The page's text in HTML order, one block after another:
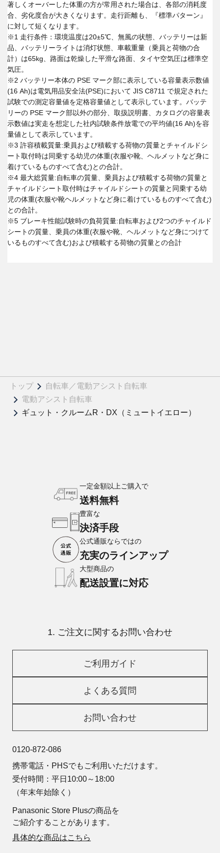
著しくオーバーした体重の方が常用された場合は、各部の消耗度
合、劣化度合が大きくなります。走行距離も、『標準パターン』
に対して短くなります。
※1 走行条件：環境温度は20±5℃、無風の状態、バッテリーは新
品、バッテリーライトは消灯状態、車載重量（乗員と荷物の合
計）は65kg、路面は乾燥した平滑な路面、タイヤ空気圧は標準空
気圧。
※2 バッテリー本体の PSE マーク部に表示している容量表示数値
(16 Ah)は電気用品安全法(PSE)において JIS C8711 で規定された
試験での測定容量値を定格容量値として表示しています。バッテ
リーの PSE マーク部以外の部分、取扱説明書、カタログの容量表
示数値は実走を想定した社内試験条件放電での平均値(16 Ah)を容
量値として表示しています。
※3 許容積載質量:乗員および積載する荷物の質量とチャイルドシ
ート取付時は同乗する幼児の体重(衣服や靴、ヘルメットなど身に
着けているものすべて含む)との合計。
※4 最大総質量:自転車の質量、乗員および積載する荷物の質量と
チャイルドシート取付時はチャイルドシートの質量と同乗する幼
児の体重(衣服や靴ヘルメットなど身に着けているものすべて含む)
との合計。
※5 ブレーキ性能試験時の負荷質量:自転車および2つのチャイルド
シートの質量、乗員の体重(衣服や靴、ヘルメットなど身につけて
いるものすべて含む)および積載する荷物の質量との合計
トップ
自転車／電動アシスト自転車
電動アシスト自転車
ギュット・クルームR・DX（ミュートイエロー）
一定金額以上ご購入で
送料無料
豊富な
決済手段
公式通販ならではの
充実のラインアップ
大型商品の
配送設置に対応
1. ご注文に関するお問い合わせ
ご利用ガイド
よくある質問
お問い合わせ
0120-872-086
携帯電話・PHSでもご利用いただけます。
受付時間：平日10:00～18:00
（年末年始除く）
Panasonic Store Plusの商品を
ご紹介することがあります。
具体的な商品はこちら